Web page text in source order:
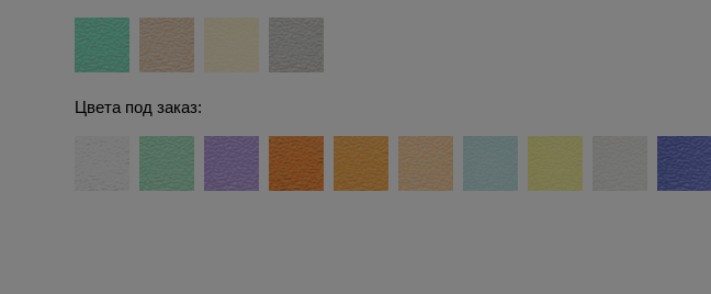
Цвета под заказ: